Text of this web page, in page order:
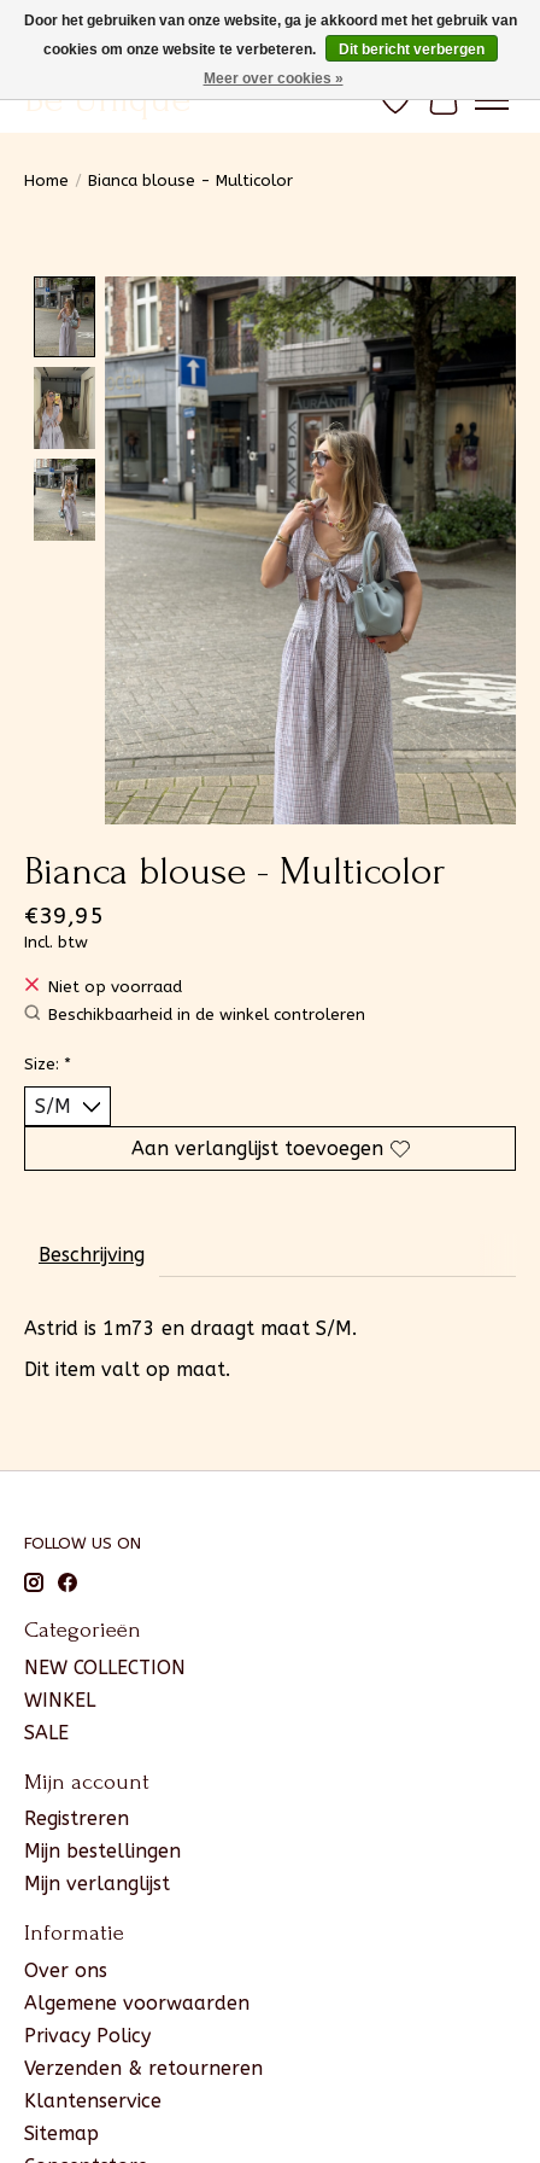
Gratis verzending vanaf 100€ (BE) Snelle levering
Be Unique Verlanglijst
Home / Bianca blouse - Multicolor
Product image slideshow Items
Bianca blouse - Multicolor
€39,95
Incl. btw
Niet op voorraad
Beschikbaarheid in de winkel controleren
Size: *
Aan verlanglijst toevoegen
Beschrijving
Astrid is 1m73 en draagt maat S/M.
Dit item valt op maat.
FOLLOW US ON
Categorieën
NEW COLLECTION
WINKEL
SALE
Mijn account
Registreren
Mijn bestellingen
Mijn verlanglijst
Informatie
Over ons
Algemene voorwaarden
Privacy Policy
Verzenden & retourneren
Klantenservice
Sitemap
Door het gebruiken van onze website, ga je akkoord met het gebruik van
cookies om onze website te verbeteren.
Dit bericht verbergen
Meer over cookies »